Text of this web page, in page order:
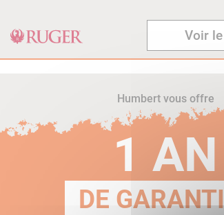
Voir
Humbert vous offre
1 AN
DE